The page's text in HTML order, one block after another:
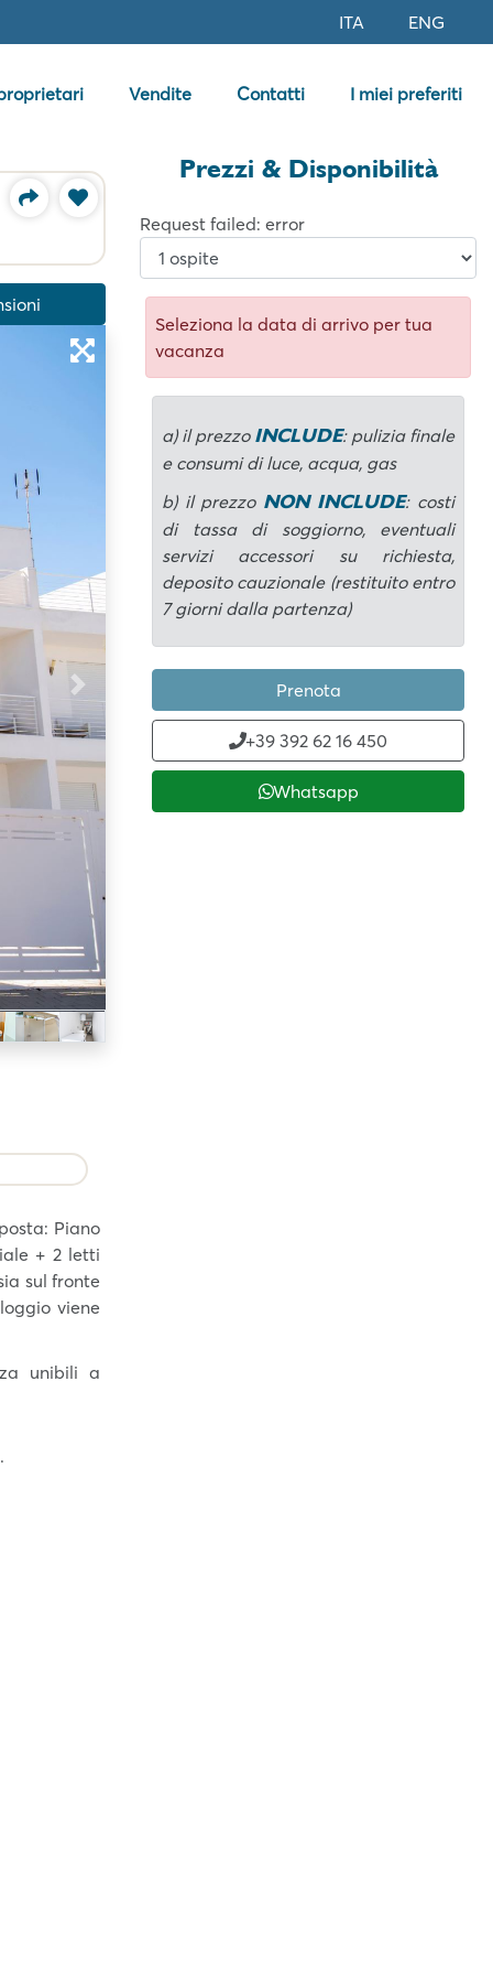
ITA ENG
Vendite Contatti I miei preferiti
Next
Piano
+ 2 letti
sul fronte
viene
unibili a
Prezzi & Disponibilità
Request failed: error
Seleziona la data di arrivo per tua
vacanza
a) il prezzo INCLUDE: pulizia finale
e consumi di luce, acqua, gas
b) il prezzo NON INCLUDE: costi
di tassa di soggiorno, eventuali
servizi accessori su richiesta,
deposito cauzionale (restituito entro
7 giorni dalla partenza)
Prenota
+39 392 62 16 450
Whatsapp